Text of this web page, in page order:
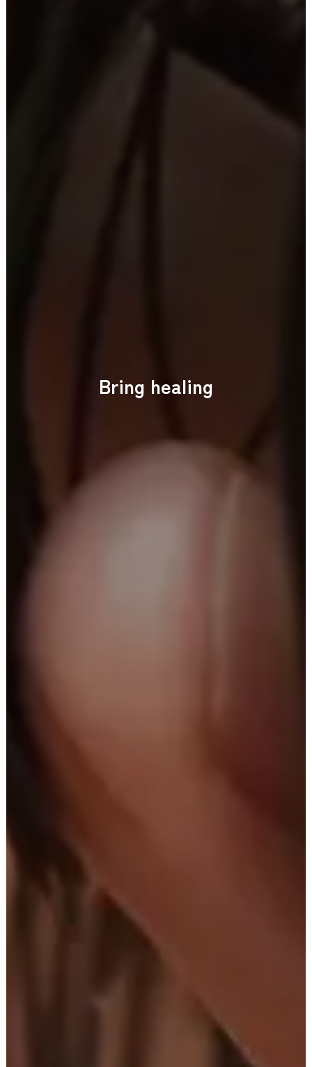
Bring healing